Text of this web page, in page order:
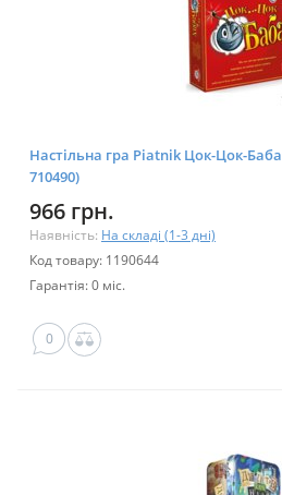
Настільна гра Piatnik Цок-Цок-
710490)
966 грн.
Наявність: На складі (1-3 дні)
Код товару: 1190644
Гарантія: 0 міс.
0